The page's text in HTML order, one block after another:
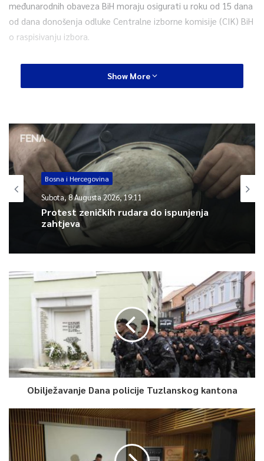
međunarodnih obaveza BiH moraju osigurati u roku od 15 dana
od dana donošenja odluke Centralne izborne komisije (CIK) BiH
o raspisivanju izbora.
Predložili su da Dom naroda na hitnoj sjednici donese i
zaključak „da se nalaže Vijeću ministara BiH da, u skladu sa
odluku o odobravanju i raspodjeli sredstava u iznosu od 12,5
miliona KM na ime rashoda CIK-a BiH za održavanje Općih
izbora 2022. godine.
Sjednici prisustvje 14 delegata, po pet iz Kluba hrvatskog i
Kluba srpskog naroda i četiri delegata iz Kluba bošnjačkog
redom i Prijedlogom odluke o odobravanju raspodjele i
korištenju dijela prenesenih sredstava akumuliranog viška
prihoda iz prethodnih godina na ime rashoda programa
posebne namjene u 2022. godini, a koju je predložila Centralna
izborna komisija BiH.
0
Article Rating
Show More
Bosna i Hercegovina
Subota, 8 Augusta 2026, 19:11
Protest zeničkih rudara do ispunjenja
zahtjeva
Obilježavanje Dana policije Tuzlanskog kantona